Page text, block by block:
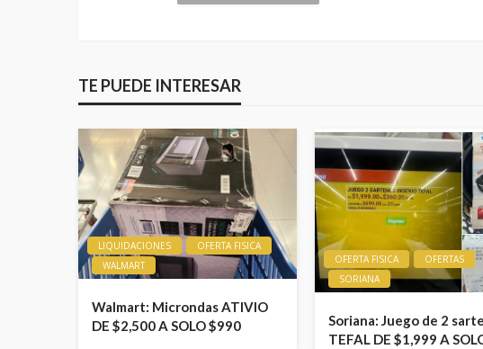
TE PUEDE INTERESAR
LIQUIDACIONES
OFERTA FISICA
WALMART
Walmart: Microndas ATIVIO
DE $2,500 A SOLO $990
OFERTA FISICA
OFERTAS
SORIANA
Soriana: Juego de 2
TEFAL DE $1,999 A